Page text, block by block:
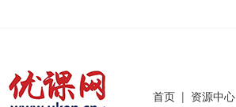
首页 | 资源中心